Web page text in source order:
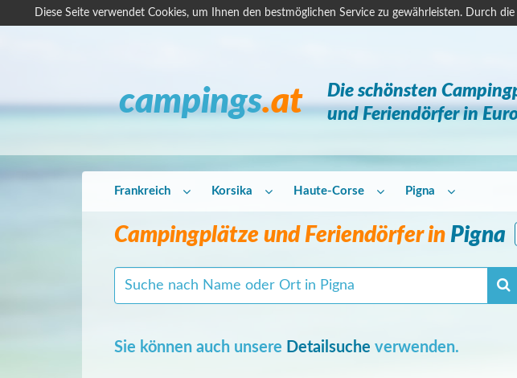
Diese Seite verwendet Cookies, um Ihnen den bestmöglichen Service zu gewährleisten. Durch
campings.at
Die schönsten
und Feriendörfer in
Campingplätze und Feriendörfer in Pigna
Sie können auch unsere Detailsuche verwenden.
Frankreich Korsika Haute-Corse Pigna